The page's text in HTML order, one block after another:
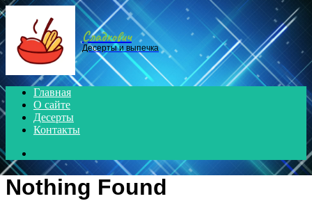
Menu
Сладкович
Десерты и выпечка
Главная
О сайте
Десерты
Контакты
Nothing Found